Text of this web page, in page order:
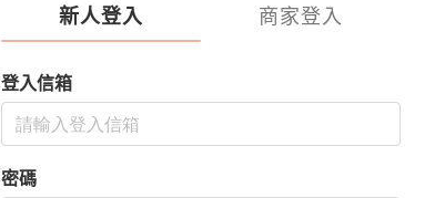
新人登入 商家登入
登入信箱
密碼